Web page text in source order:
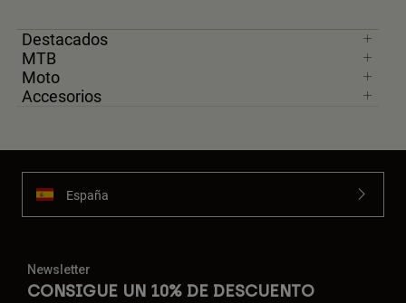
Destacados
MTB
Moto
Accesorios
España
Newsletter
CONSIGUE UN 10% DE DESCUENTO